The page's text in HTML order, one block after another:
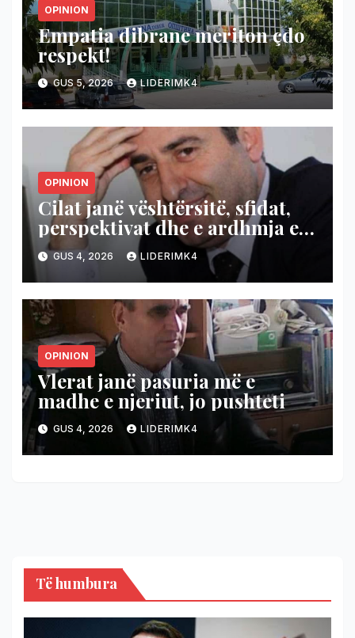
OPINION
Empatia dibrane meriton çdo
respekt!
GUS 5, 2026 LIDERIMK4
OPINION
Cilat janë vështërsitë, sfidat,
perspektivat dhe e ardhmja e
demokracisë në kontesktin e
tanishëm, politik dhe
diplomatik?
GUS 4, 2026 LIDERIMK4
OPINION
Vlerat janë pasuria më e
madhe e njeriut, jo pushteti
GUS 4, 2026 LIDERIMK4
Të humbura